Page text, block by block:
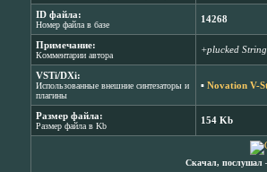
ID файла:
Номер файла в базе
14268
Примечание:
Комментарии автора
+plucked
VSTi/DXi:
Использованные внешние синтезаторы и
плагины
▪ Novation V-
Размер файла:
Размер файла в Kb
154 Kb
Скачал, послушал